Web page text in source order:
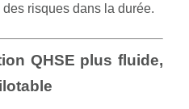
risques dans la durée.
QHSE plus fluide,